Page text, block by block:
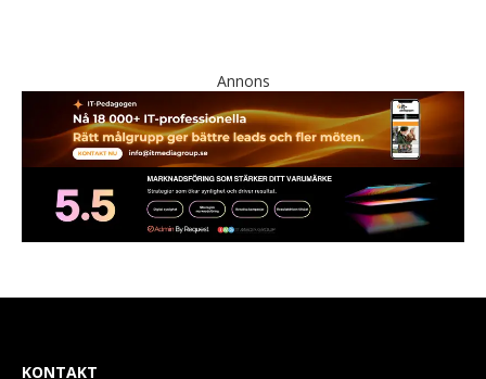
Annons
KONTAKT